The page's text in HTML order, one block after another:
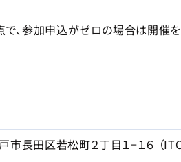
、参加申込がゼロの場合は開催を
長田区若松町２丁目１−１６ （